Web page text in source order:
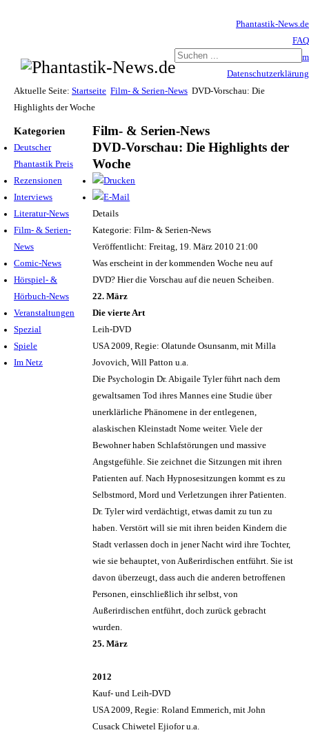
Phantastik-News.de
FAQ
Impressum
Datenschutzerklärung
Haftungsausschluss
Aktuelle Seite: Startseite Film- & Serien-News DVD-Vorschau: Die
Highlights der Woche
Kategorien
Deutscher
Phantastik Preis
Rezensionen
Interviews
Literatur-News
Film- & Serien-
News
Comic-News
Hörspiel- &
Hörbuch-News
Veranstaltungen
Spezial
Spiele
Im Netz
Film- & Serien-News
DVD-Vorschau: Die Highlights der
Woche
Details
Kategorie: Film- & Serien-News
Veröffentlicht: Freitag, 19. März 2010 21:00
Was erscheint in der kommenden Woche neu auf
DVD? Hier die Vorschau auf die neuen Scheiben.
22. März
Die vierte Art
Leih-DVD
USA 2009, Regie: Olatunde Osunsanm, mit Milla
Jovovich, Will Patton u.a.
Die Psychologin Dr. Abigaile Tyler führt nach dem
gewaltsamen Tod ihres Mannes eine Studie über
unerklärliche Phänomene in der entlegenen,
alaskischen Kleinstadt Nome weiter. Viele der
Bewohner haben Schlafstörungen und massive
Angstgefühle. Sie zeichnet die Sitzungen mit ihren
Patienten auf. Nach Hypnosesitzungen kommt es zu
Selbstmord, Mord und Verletzungen ihrer Patienten.
Dr. Tyler wird verdächtigt, etwas damit zu tun zu
haben. Verstört will sie mit ihren beiden Kindern die
Stadt verlassen doch in jener Nacht wird ihre Tochter,
wie sie behauptet, von Außerirdischen entführt. Sie ist
davon überzeugt, dass auch die anderen betroffenen
Personen, einschließlich ihr selbst, von
Außerirdischen entführt, doch zurück gebracht
wurden.
25. März
2012
Kauf- und Leih-DVD
USA 2009, Regie: Roland Emmerich, mit John
Cusack Chiwetel Ejiofor u.a.